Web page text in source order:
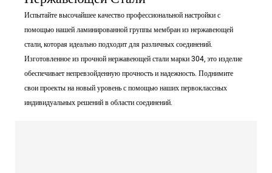
Испытайте высочайшее качество профессиональной настройки с
помощью нашей ламинированной группы мембран из нержавеющей
стали, которая идеально подходит для различных соединений.
Изготовленное из прочной нержавеющей стали марки 304, это изделие
обеспечивает непревзойденную прочность и надежность. Поднимите
свои проекты на новый уровень с помощью наших первоклассных
индивидуальных решений в области соединений.